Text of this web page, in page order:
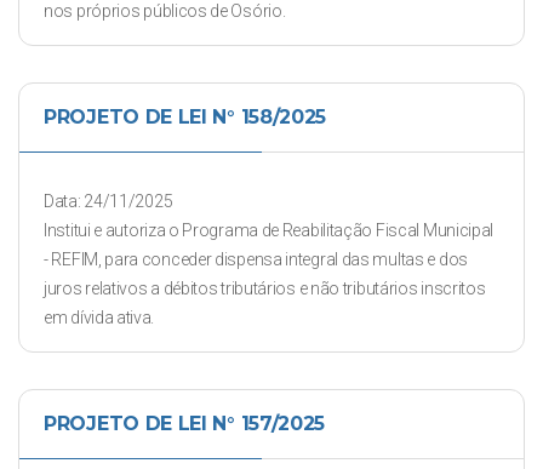
nos próprios públicos de Osório.
PROJETO DE LEI N° 158/2025
Data: 24/11/2025
Institui e autoriza o Programa de Reabilitação Fiscal Municipal
- REFIM, para conceder dispensa integral das multas e dos
juros relativos a débitos tributários e não tributários inscritos
em dívida ativa.
PROJETO DE LEI N° 157/2025